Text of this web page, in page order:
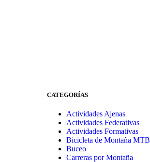
CATEGORÍAS
Actividades Ajenas
Actividades Federativas
Actividades Formativas
Bicicleta de Montaña MTB
Buceo
Carreras por Montaña